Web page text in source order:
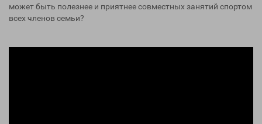
может быть полезнее и приятнее совместных занятий спортом
всех членов семьи?